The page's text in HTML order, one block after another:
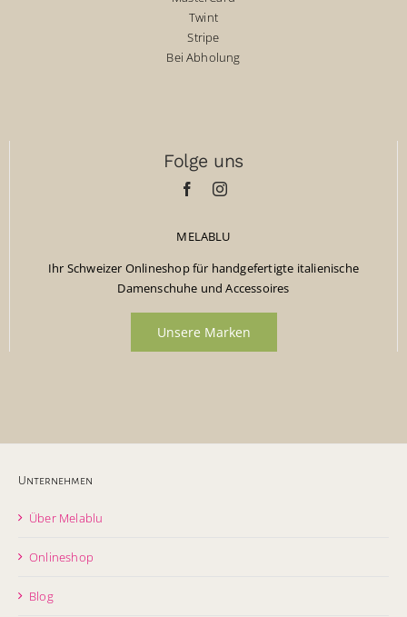
Twint
Stripe
Bei Abholung
Folge uns
MELABLU
Ihr Schweizer Onlineshop für handgefertigte italienische
Damenschuhe und Accessoires
Unsere Marken
Unternehmen
Über Melablu
Onlineshop
Blog